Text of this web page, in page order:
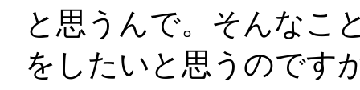
と思うんで。そんなこ
をしたいと思うのです